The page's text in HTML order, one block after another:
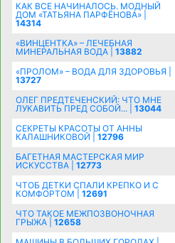
КАК ВСЕ НАЧИНАЛОСЬ. МОДНЫЙ
ДОМ «ТАТЬЯНА ПАРФЁНОВА» |
14314
«ВИНЦЕНТКА» – ЛЕЧЕБНАЯ
МИНЕРАЛЬНАЯ ВОДА | 13882
«ПРОЛОМ» – ВОДА ДЛЯ ЗДОРОВЬЯ |
13727
ОЛЕГ ПРЕДТЕЧЕНСКИЙ: ЧТО МНЕ
ЛУКАВИТЬ ПРЕД СОБОЙ... | 13044
СЕКРЕТЫ КРАСОТЫ ОТ АННЫ
КАЛАШНИКОВОЙ | 12796
БАГЕТНАЯ МАСТЕРСКАЯ МИР
ИСКУССТВА | 12773
ЧТОБ ДЕТКИ СПАЛИ КРЕПКО И С
КОМФОРТОМ | 12691
ЧТО ТАКОЕ МЕЖПОЗВОНОЧНАЯ
ГРЫЖА | 12658